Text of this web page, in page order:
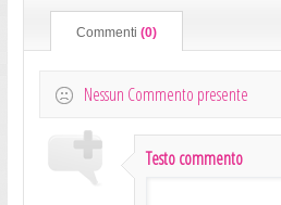
Commenti (0)
Nessun Commento presente
Testo commento